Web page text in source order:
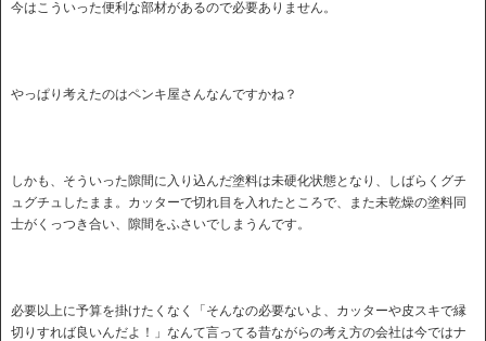
今はこういった便利な部材があるので必要ありません。
やっぱり考えたのはペンキ屋さんなんですかね？
しかも、そういった隙間に入り込んだ塗料は未硬化状態となり、しばらくグチ
ュグチュしたまま。カッターで切れ目を入れたところで、また未乾燥の塗料同
士がくっつき合い、隙間をふさいでしまうんです。
必要以上に予算を掛けたくなく「そんなの必要ないよ、カッターや皮スキで縁
切りすれば良いんだよ！」なんて言ってる昔ながらの考え方の会社は今ではナ